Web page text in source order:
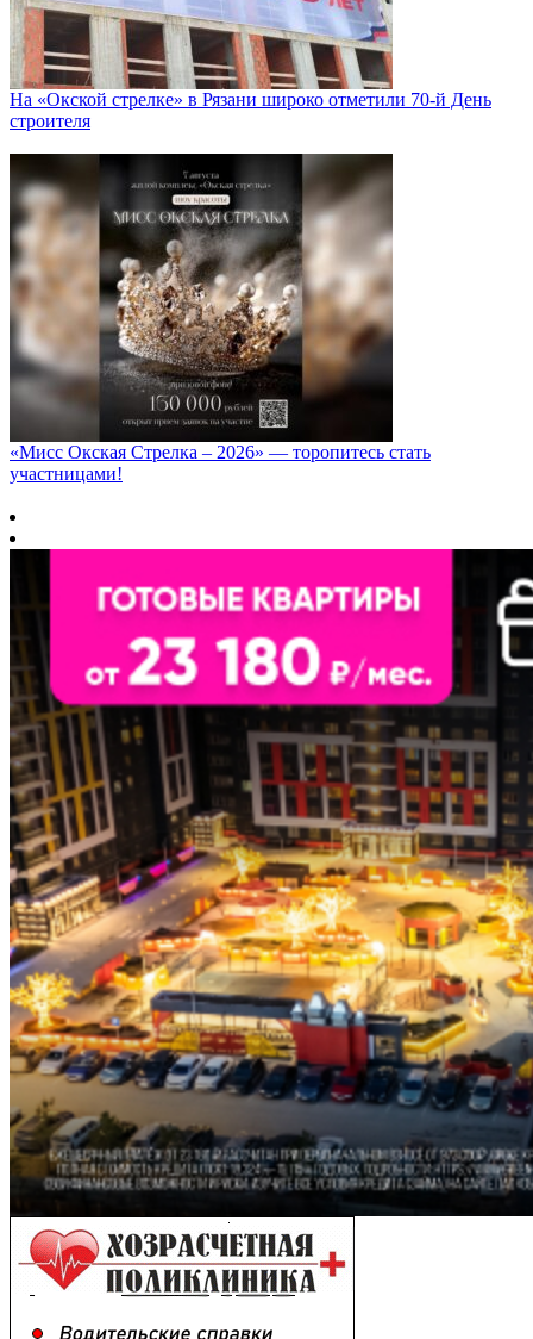
На «Окской стрелке» в Рязани широко отметили 70-й День
строителя
«Мисс Окская Стрелка – 2026» — торопитесь стать
участницами!